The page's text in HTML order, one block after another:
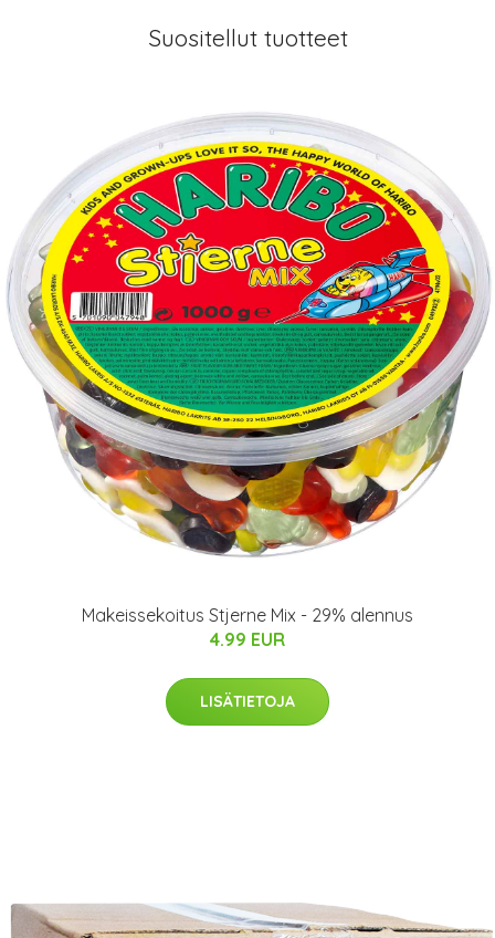
Suositellut tuotteet
Makeissekoitus Stjerne Mix - 29% alennus
4.99 EUR
LISÄTIETOJA